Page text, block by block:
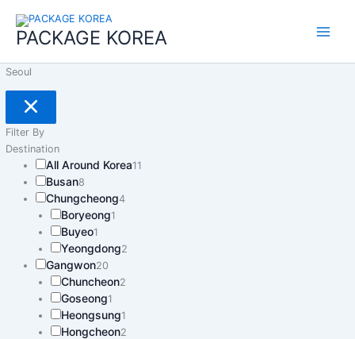
건
너
기
PACKAGE KOREA
Menu
Seoul
Filter By
Destination
All Around Korea11
Busan8
Chungcheong4
Boryeong1
Buyeo1
Yeongdong2
Gangwon20
Chuncheon2
Goseong1
Heongsung1
Hongcheon2